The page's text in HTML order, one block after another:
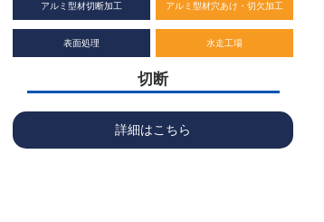
アルミ型材切断加工 アルミ型材穴あけ・切欠加工
表面処理 水走工場
切断
詳細はこちら